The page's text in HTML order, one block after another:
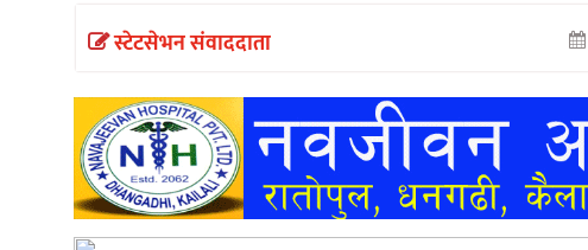
समाचार
अन्तर्वार्ता
खेलकुद
स्टेटसेभन संवाददाता